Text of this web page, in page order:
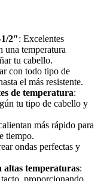
2″: Excelentes
una temperatura
tu cabello.
con todo tipo de
el más resistente.
de temperatura:
tu tipo de cabello y
más rápido para
tiempo.
ondas perfectas y
altas temperaturas: